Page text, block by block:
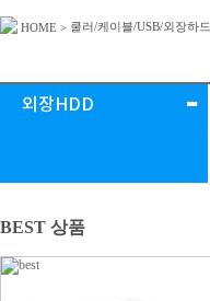
HOME > 쿨러/케이블/USB/외장하드
외장HDD -
BEST 상품